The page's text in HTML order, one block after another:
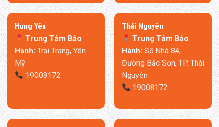
​Hưng Yên
Trung Tâm Bảo
Hành:Trai Trang, Yên
Mỹ
19008172
Thái Nguyên
Trung Tâm Bảo
Hành:Số Nhà 84,
Đường Bắc Sơn, TP. Thái
Nguyên
19008172